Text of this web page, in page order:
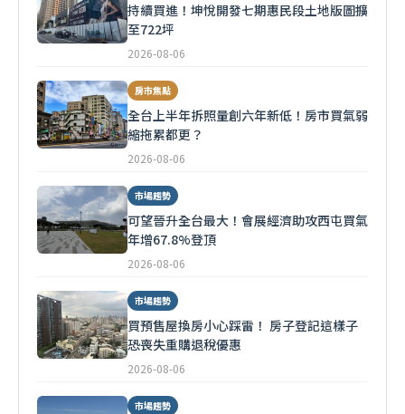
持續買進！坤悅開發七期惠民段土地版圖擴
至722坪
2026-08-06
房市焦點
全台上半年拆照量創六年新低！房市買氣弱
縮拖累都更？
2026-08-06
市場趨勢
可望晉升全台最大！會展經濟助攻西屯買氣
年增67.8%登頂
2026-08-06
市場趨勢
買預售屋換房小心踩雷！ 房子登記這樣子
恐喪失重購退稅優惠
2026-08-06
市場趨勢